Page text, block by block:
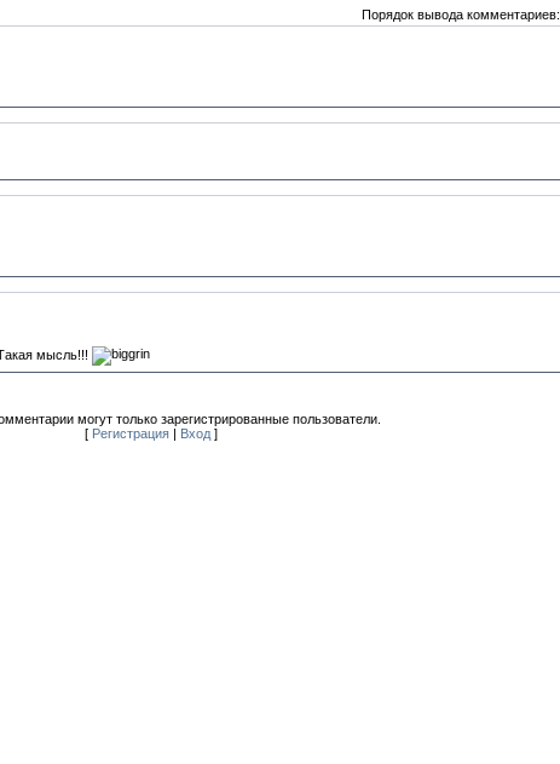
Порядок вывода комментариев:
мысль!!!
могут только зарегистрированные пользователи.
[ Регистрация Вход ]